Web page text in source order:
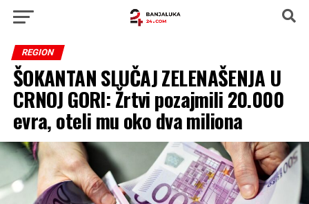
REGION
ŠOKANTAN SLUČAJ ZELENAŠENJA U
CRNOJ GORI: Žrtvi pozajmili 20.000
evra, oteli mu oko dva miliona